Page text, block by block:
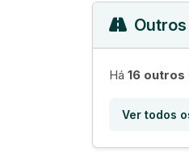
Há 16
Ver todos